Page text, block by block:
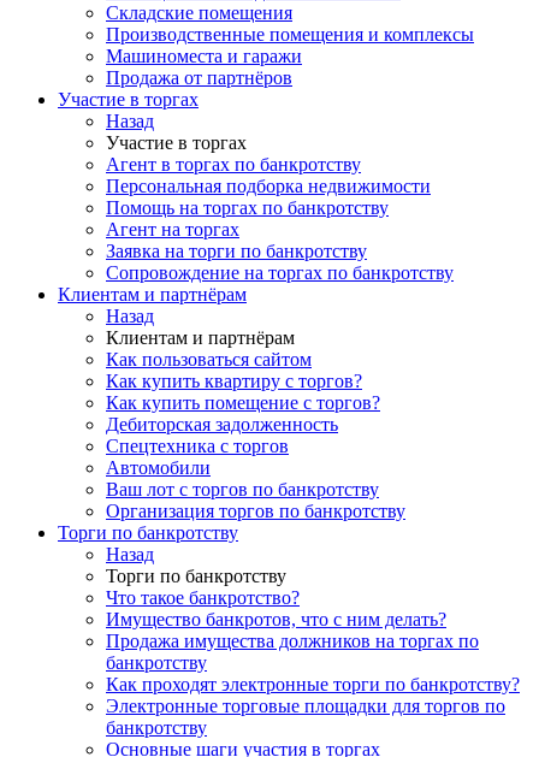
Складские помещения
Производственные помещения и комплексы
Машиноместа и гаражи
Продажа от партнёров
Участие в торгах
Назад
Участие в торгах
Агент в торгах по банкротству
Персональная подборка недвижимости
Помощь на торгах по банкротству
Агент на торгах
Заявка на торги по банкротству
Сопровождение на торгах по банкротству
Клиентам и партнёрам
Назад
Клиентам и партнёрам
Как пользоваться сайтом
Как купить квартиру с торгов?
Как купить помещение с торгов?
Дебиторская задолженность
Спецтехника с торгов
Автомобили
Ваш лот с торгов по банкротству
Организация торгов по банкротству
Торги по банкротству
Назад
Торги по банкротству
Что такое банкротство?
Имущество банкротов, что с ним делать?
Продажа имущества должников на торгах по
банкротству
Как проходят электронные торги по банкротству?
Электронные торговые площадки для торгов по
банкротству
Основные шаги участия в торгах